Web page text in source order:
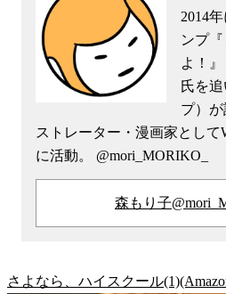
2014
ンプ
よ！
氏を
プ）
ストレーター・漫画家とし
に活動。 @mori_MORIKO_
森もり子
さよなら、ハイスクール